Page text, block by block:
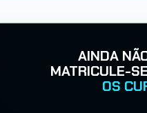
AINDA
MATRICULE-
OS